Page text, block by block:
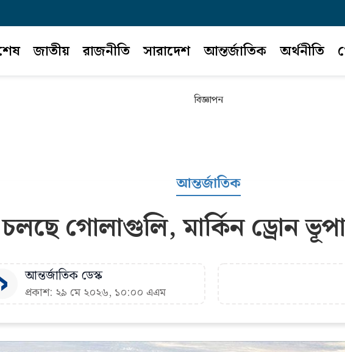
জাতীয় রাজনীতি সারাদেশ আন্তর্জাতিক অর্থনীতি
বিজ্ঞাপন
আন্তর্জাতিক
গোলাগুলি, মার্কিন ড্রোন
আন্তর্জাতিক ডেস্ক
প্রকাশ: ২৯ মে ২০২৬, ১০:০০ এএম